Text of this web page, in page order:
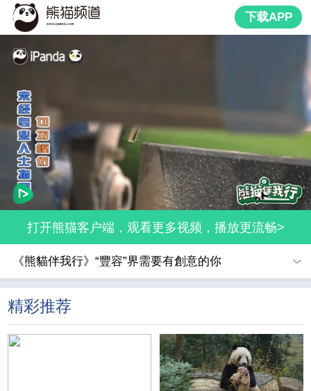
下载APP
打开熊猫客户端，观看更多视频，播放更流畅>
《熊貓伴我行》“豐容”界需要有創意的你
精彩推荐